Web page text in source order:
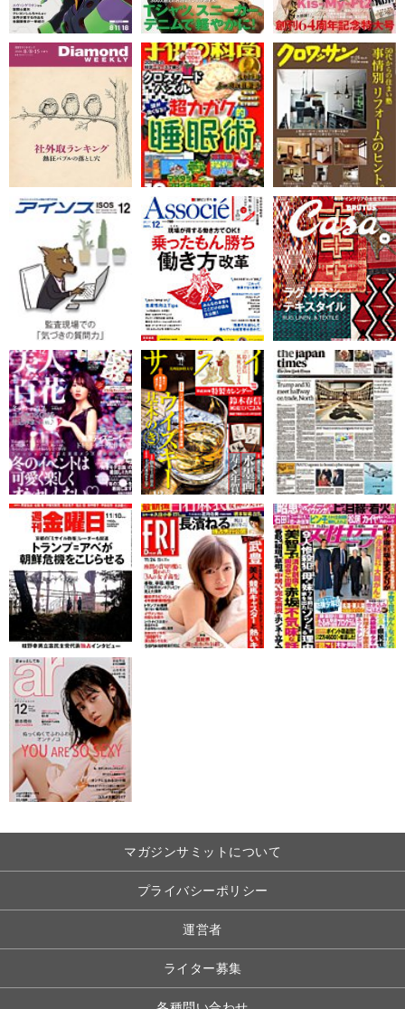
マガジンサミットについて
プライバシーポリシー
運営者
ライター募集